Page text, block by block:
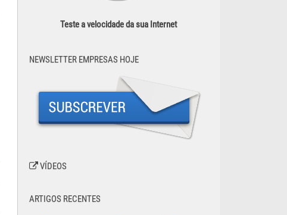
Teste a velocidade da sua Internet
NEWSLETTER EMPRESAS HOJE
VÍDEOS
ARTIGOS RECENTES